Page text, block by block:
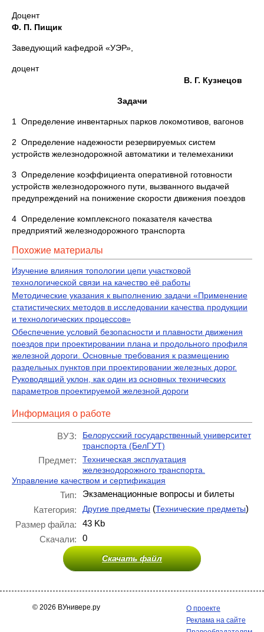
Доцент
Ф. П. Пищик
Заведующий кафедрой «УЭР»,
доцент
В. Г. Кузнецов
Задачи
1 Определение инвентарных парков локомотивов, вагонов
2 Определение надежности резервируемых систем
устройств железнодорожной автоматики и телемеханики
3 Определение коэффициента оперативной готовности
устройств железнодорожного пути, вызванного выдачей
предупреждений на понижение скорости движения поездов
4 Определение комплексного показателя качества
предприятий железнодорожного транспорта
Похожие материалы
Изучение влияния топологии цепи участковой
технологической связи на качество её работы
Методические указания к выполнению задачи «Применение
статистических методов в исследовании качества продукции
и технологических процессов»
Обеспечение условий безопасности и плавности движения
поездов при проектировании плана и продольного профиля
железной дороги. Основные требования к размещению
раздельных пунктов при проектировании железных дорог.
Руководящий уклон, как один из основных технических
параметров проектируемой железной дороги
Информация о работе
ВУЗ:
Белорусский государственный университет
транспорта (БелГУТ)
Предмет:
Техническая эксплуатация
железнодорожного транспорта.
Управление качеством и сертификация
Тип:
Экзаменационные вопросы и билеты
Категория:
Другие предметы (Технические предметы)
Размер файла:
43 Kb
Скачали:
0
Скачать файл
© 2026 ВУнивере.ру
О проекте
Реклама на сайте